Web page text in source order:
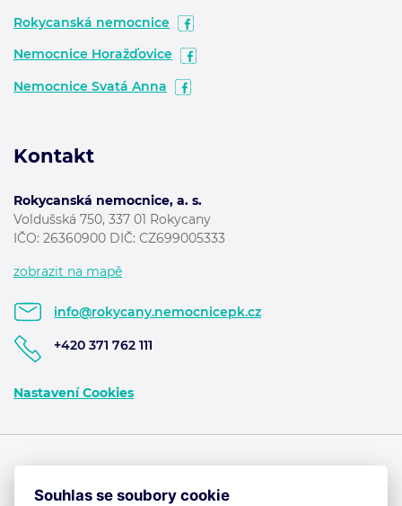
Rokycanská nemocnice
Nemocnice Horažďovice
Nemocnice Svatá Anna
Kontakt
Rokycanská nemocnice, a. s.
Voldušská 750, 337 01 Rokycany
IČO: 26360900 DIČ: CZ699005333
zobrazit na mapě
info@rokycany.nemocnicepk.cz
+420 371 762 111
Nastavení Cookies
Souhlas se soubory cookie